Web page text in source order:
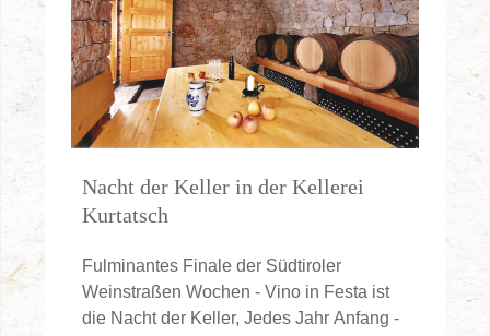
Nacht der Keller in der Kellerei
Kurtatsch
Fulminantes Finale der Südtiroler
Weinstraßen Wochen - Vino in Festa ist
die Nacht der Keller, Jedes Jahr Anfang -